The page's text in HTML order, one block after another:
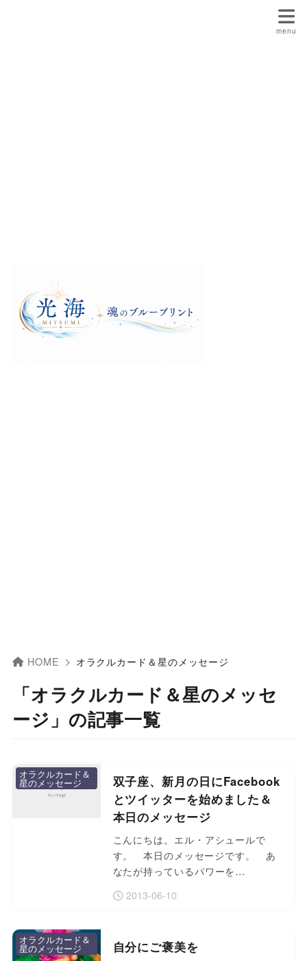
HOME オラクルカード＆星のメッセージ
「オラクルカード＆星のメッセ
ージ」の記事一覧
双子座、新月の日にFacebook
とツイッターを始めました＆
本日のメッセージ
こんにちは。エル・アシュールで
す。 本日のメッセージです。 あ
なたが持っているパワーを…
2013-06-10
オラクルカード＆
星のメッセージ
自分にご褒美を
オラクルカード＆
星のメッセージ